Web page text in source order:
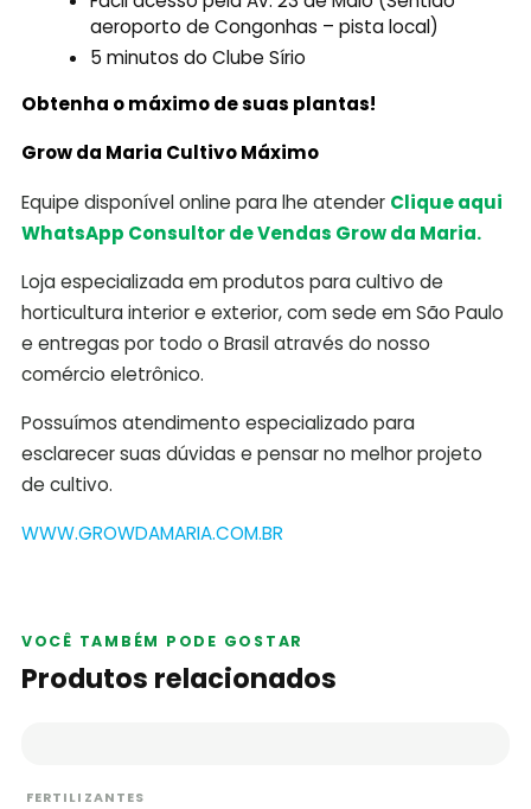
aeroporto de Congonhas – pista local)
5 minutos do Clube Sírio
Obtenha o máximo de suas plantas!
Grow da Maria Cultivo Máximo
Equipe disponível online para lhe atender Clique aqui
WhatsApp Consultor de Vendas Grow da Maria.
Loja especializada em produtos para cultivo de
horticultura interior e exterior, com sede em São Paulo
e entregas por todo o Brasil através do nosso
comércio eletrônico.
Possuímos atendimento especializado para
esclarecer suas dúvidas e pensar no melhor projeto
de cultivo.
WWW.GROWDAMARIA.COM.BR
VOCÊ TAMBÉM PODE GOSTAR
Produtos relacionados
FERTILIZANTES